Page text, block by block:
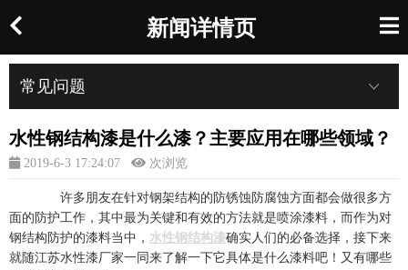
新闻详情页
常见问题
水性钢结构漆是什么漆？主要应用在哪些领域？
2019-6-3 17:24:07 次浏览
许多朋友在针对钢架结构的防锈蚀防腐蚀方面都会做很多方
面的防护工作，其中最为关键和有效的方法就是喷涂漆料，而作为对
钢结构防护的漆料当中， 水性钢结构漆确实人们的必备选择，接下来
就随江苏水性漆厂家一同来了解一下它具体是什么漆料吧！又有哪些